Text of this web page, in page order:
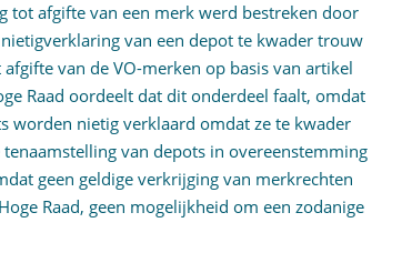
tot afgifte van een merk werd bestreken door
van een depot te kwader trouw
van de VO-merken op basis van artikel
Raad oordeelt dat dit onderdeel faalt, omdat
worden nietig verklaard omdat ze te kwader
van depots in overeenstemming
geen geldige verkrijging van merkrechten
Raad, geen mogelijkheid om een zodanige